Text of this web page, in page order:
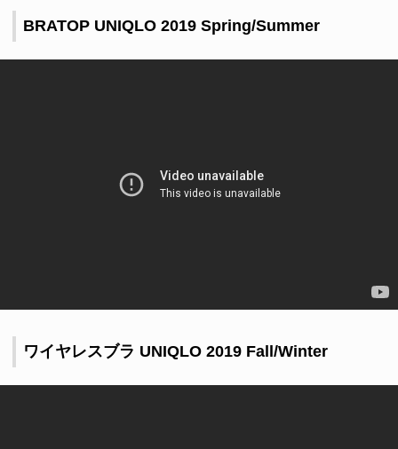
BRATOP UNIQLO 2019 Spring/Summer
ワイヤレスブラ UNIQLO 2019 Fall/Winter